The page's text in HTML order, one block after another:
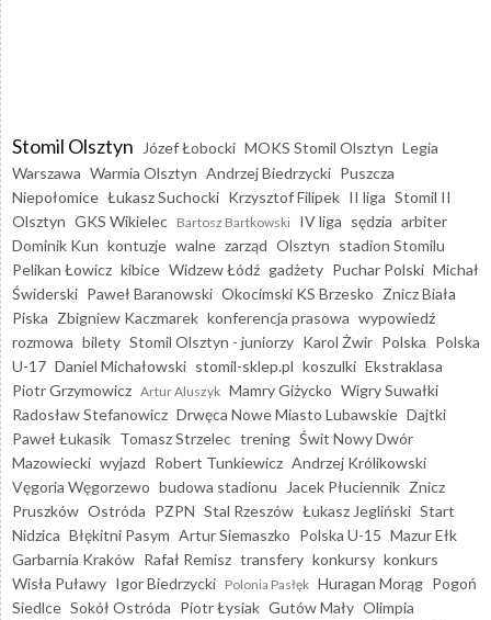
Stomil Olsztyn Józef Łobocki MOKS Stomil Olsztyn Legia
Warszawa Warmia Olsztyn Andrzej Biedrzycki Puszcza
Niepołomice Łukasz Suchocki Krzysztof Filipek II liga Stomil II
Olsztyn GKS Wikielec Bartosz Bartkowski IV liga sędzia arbiter
Dominik Kun kontuzje walne zarząd Olsztyn stadion Stomilu
Pelikan Łowicz kibice Widzew Łódź gadżety Puchar Polski Michał
Świderski Paweł Baranowski Okocimski KS Brzesko Znicz Biała
Piska Zbigniew Kaczmarek konferencja prasowa wypowiedź
rozmowa bilety Stomil Olsztyn - juniorzy Karol Żwir Polska Polska
U-17 Daniel Michałowski stomil-sklep.pl koszulki Ekstraklasa
Piotr Grzymowicz Artur Aluszyk Mamry Giżycko Wigry Suwałki
Radosław Stefanowicz Drwęca Nowe Miasto Lubawskie Dajtki
Paweł Łukasik Tomasz Strzelec trening Świt Nowy Dwór
Mazowiecki wyjazd Robert Tunkiewicz Andrzej Królikowski
Vęgoria Węgorzewo budowa stadionu Jacek Płuciennik Znicz
Pruszków Ostróda PZPN Stal Rzeszów Łukasz Jegliński Start
Nidzica Błękitni Pasym Artur Siemaszko Polska U-15 Mazur Ełk
Garbarnia Kraków Rafał Remisz transfery konkursy konkurs
Wisła Puławy Igor Biedrzycki Polonia Pasłęk Huragan Morąg Pogoń
Siedlce Sokół Ostróda Piotr Łysiak Gutów Mały Olimpia